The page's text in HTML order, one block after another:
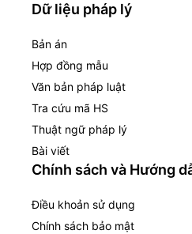
Dữ liệu pháp lý
Bản án
Hợp đồng mẫu
Văn bản pháp luật
Tra cứu mã HS
Thuật ngữ pháp lý
Bài viết
Chính sách và Hướng
Điều khoản sử dụng
Chính sách bảo mật